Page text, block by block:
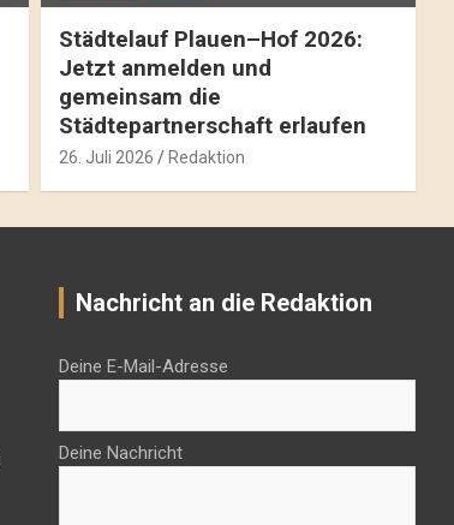
Städtelauf Plauen–Hof 2026:
Jetzt anmelden und
gemeinsam die
Städtepartnerschaft erlaufen
26. Juli 2026 Redaktion
Nachricht an die Redaktion
Deine E-Mail-Adresse
Deine Nachricht